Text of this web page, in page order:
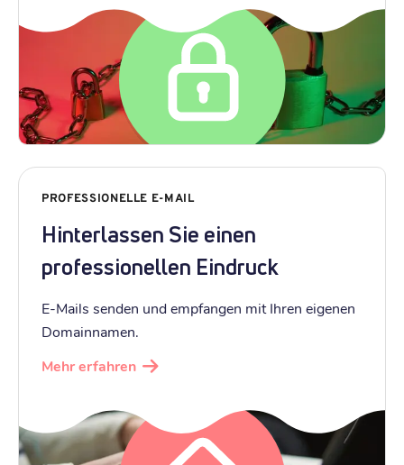
PROFESSIONELLE E-MAIL
Hinterlassen Sie einen
professionellen Eindruck
E-Mails senden und empfangen mit Ihren eigenen
Domainnamen.
Mehr erfahren